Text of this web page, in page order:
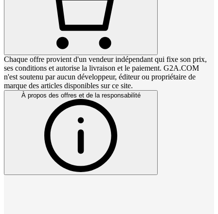
Chaque offre provient d'un vendeur indépendant qui fixe son prix,
ses conditions et autorise la livraison et le paiement. G2A.COM
n'est soutenu par aucun développeur, éditeur ou propriétaire de
marque des articles disponibles sur ce site.
À propos des offres et de la responsabilité